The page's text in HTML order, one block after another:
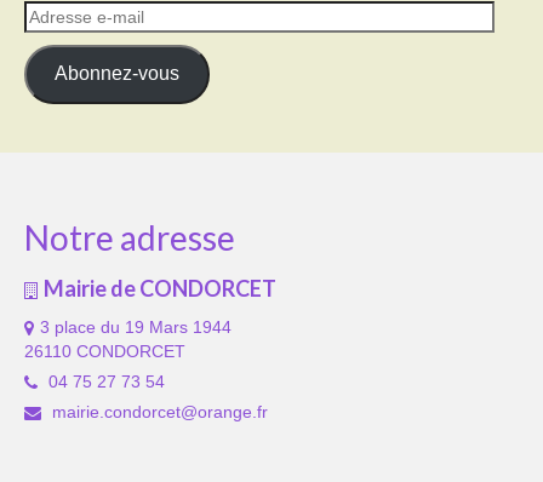
Adresse
e-
mail
Abonnez-vous
Notre adresse
Mairie de CONDORCET
3 place du 19 Mars 1944
26110 CONDORCET
04 75 27 73 54
mairie.condorcet@orange.fr